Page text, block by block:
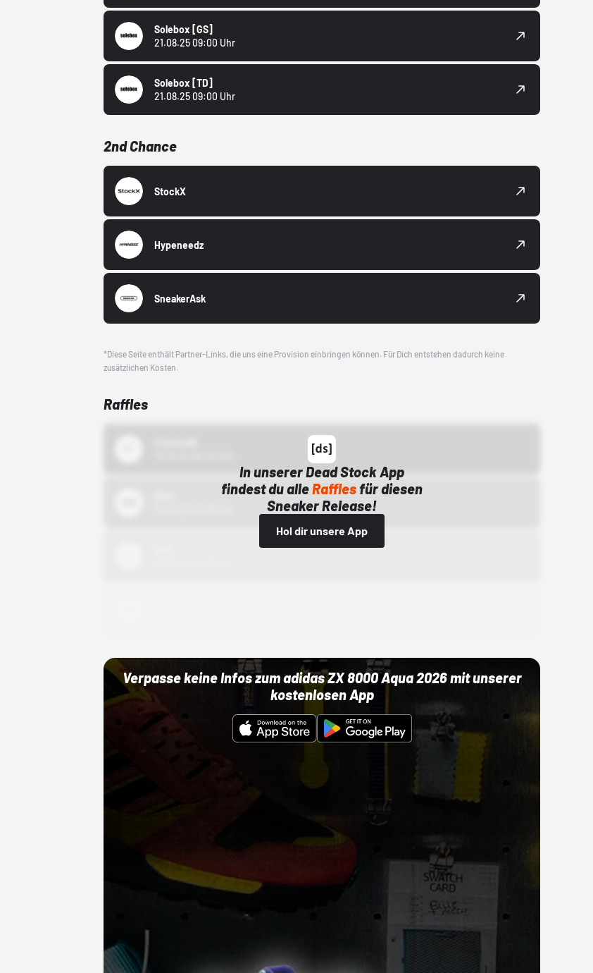
Solebox [GS]
21.08.25 09:00 Uhr
Solebox [TD]
21.08.25 09:00 Uhr
2nd Chance
StockX
Hypeneedz
SneakerAsk
*Diese Seite enthält Partner-Links, die uns eine Provision einbringen können. Für Dich entstehen dadurch keine
zusätzlichen Kosten.
Raffles
In unserer Dead Stock App
findest du alleRaffles für diesen
Sneaker Release!
Hol dir unsere App
Verpasse keine Infos zum adidas ZX 8000 Aqua 2026 mit unserer
kostenlosen App